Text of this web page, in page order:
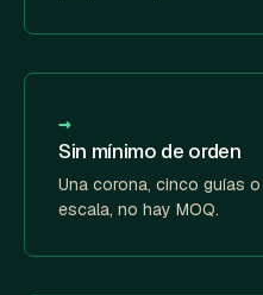
→
Sin mínimo de orden
Una corona, cinco guías
escala, no hay MOQ.